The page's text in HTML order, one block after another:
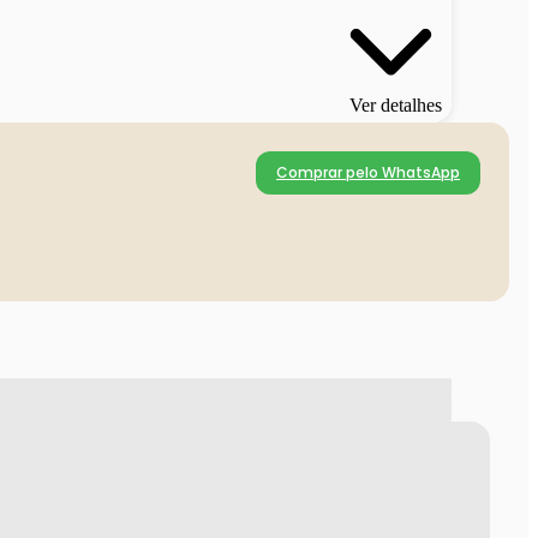
Ver detalhes
Comprar pelo WhatsApp